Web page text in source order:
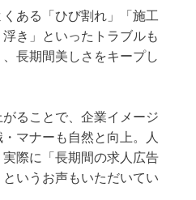
ある「ひび割れ」「施工
き」といったトラブルも
長期間美しさをキープし
ることで、企業イメージ
マナーも自然と向上。人
際に「長期間の求人広告
いうお声もいただいてい